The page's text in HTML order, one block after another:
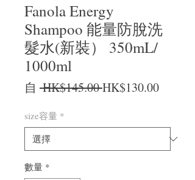
Fanola Energy
Shampoo 能量防脫洗
髮水(新裝） 350mL/
1000ml
自 HK$145.00 一般價格
HK$130.00促銷價
size容量 *
數量 *